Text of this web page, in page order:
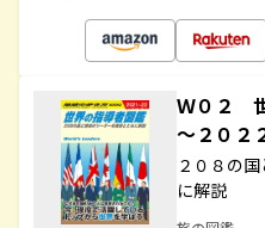
Ｗ０２
～２０２
２０８の
に解説